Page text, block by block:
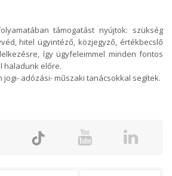
támogatást nyújtok: szükség
hitel ügyintéző, közjegyző, értékbecslő
így ügyfeleimmel minden fontos
haladunk előre.
adózási- műszaki tanácsokkal segítek.